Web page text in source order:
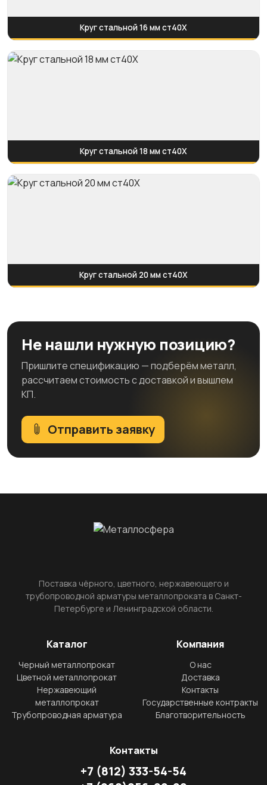
Круг стальной 16 мм ст40Х
Круг стальной 18 мм ст40Х
Круг стальной 20 мм ст40Х
Не нашли нужную позицию?
Пришлите спецификацию — подберём металл,
рассчитаем стоимость с доставкой и вышлем
КП.
Отправить заявку
Поставка чёрного, цветного, нержавеющего и
трубопроводной арматуры металлопроката в Санкт-
Петербурге и Ленинградской области.
Каталог
Черный металлопрокат
Цветной металлопрокат
Нержавеющий
металлопрокат
Трубопроводная арматура
Компания
О нас
Доставка
Контакты
Государственные контракты
Благотворительность
Контакты
+7 (812) 333-54-54